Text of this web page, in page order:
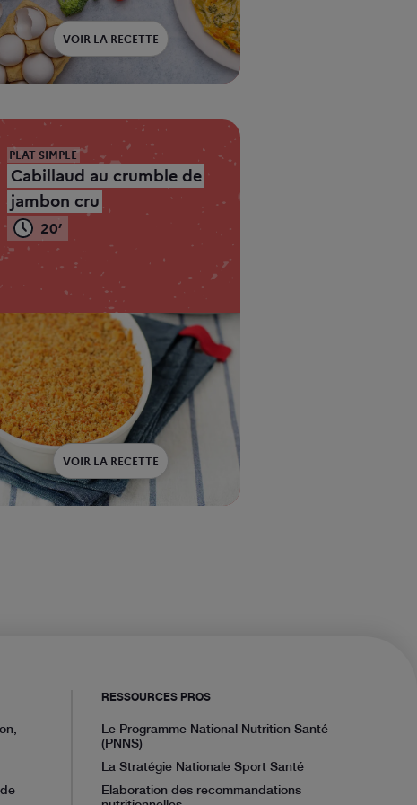
VOIR LA RECETTE
PLAT SIMPLE
Cabillaud au crumble de
jambon cru
20’
VOIR LA RECETTE
RESSOURCES PROS
Le Programme National Nutrition Santé
(PNNS)
La Stratégie Nationale Sport Santé
Elaboration des recommandations